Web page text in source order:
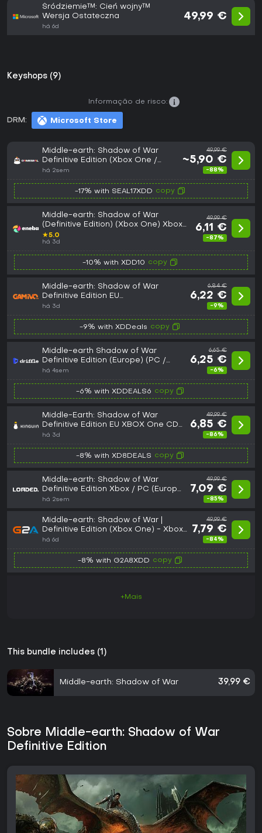
Śródziemie™: Cień wojny™
Wersja Ostateczna
há 6d
49,99 €
Keyshops (9)
DRM: Microsoft Store
Informação de risco:
Middle-earth: Shadow of War
Definitive Edition (Xbox One /
Xbox Series X|S) Xbox Live Key -
há 2sem
49,99 €
~5,90 €
-88%
-17% with SEAL17XDD copy
Middle-earth: Shadow of War
(Definitive Edition) (Xbox One) Xbox
Live Key EUROPE
★5.0
há 3d
49,99 €
6,11 €
-87%
-10% with XDD10 copy
Middle-earth: Shadow of War
Definitive Edition EU
(Xbox/One/Series/Xbox - PC)
há 3d
6,84 €
6,22 €
-9%
-9% with XDDeals copy
Middle-earth Shadow of War
Definitive Edition (Europe) (PC /
Xbox One / Xbox Series X|S) - Xbox
há 4sem
6,65 €
6,25 €
-6%
-6% with XDDEALS6 copy
Middle-Earth: Shadow of War
Definitive Edition EU XBOX One CD
Key
há 3d
49,99 €
6,85 €
-86%
-8% with XD8DEALS copy
Middle-earth: Shadow of War
Definitive Edition Xbox / PC (Europe
& UK)
há 2sem
49,99 €
7,09 €
-85%
Middle-earth: Shadow of War |
Definitive Edition (Xbox One) - Xbox
Live Key - EUROPE
há 6d
49,99 €
7,79 €
-84%
-8% with G2A8XDD copy
+Mais
This bundle includes (1)
Middle-earth: Shadow of War 39,99 €
Sobre Middle-earth: Shadow of War
Definitive Edition